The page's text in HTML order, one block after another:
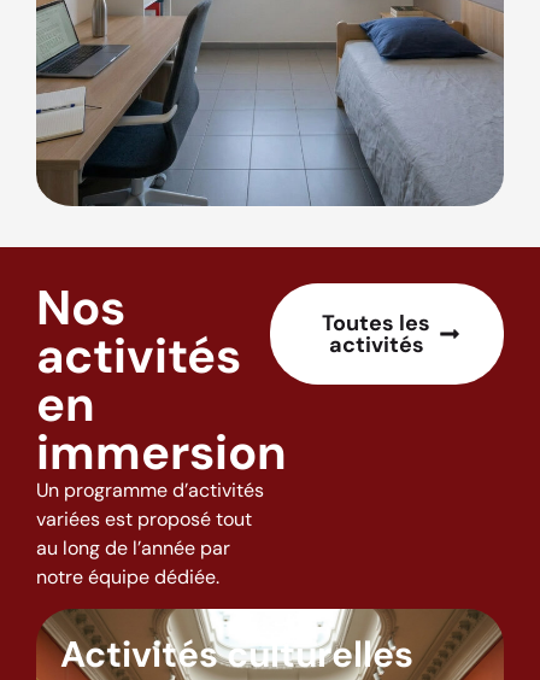
Nos
activités
en
immersion
Un programme d’activités
variées est proposé tout
au long de l’année par
notre équipe dédiée.
Toutes les
activités
Activités culturelles